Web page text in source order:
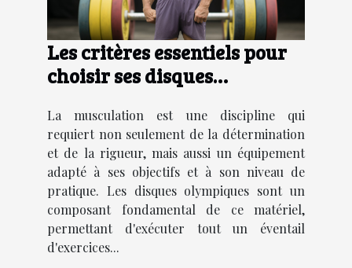
Les critères essentiels pour
choisir ses disques
La musculation est une discipline qui
requiert non seulement de la détermination
et de la rigueur, mais aussi un équipement
adapté à ses objectifs et à son niveau de
pratique. Les disques olympiques sont un
composant fondamental de ce matériel,
permettant d'exécuter tout un éventail
d'exercices...